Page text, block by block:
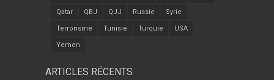
Qatar QBJ QJJ Russie Syrie
Terrorisme Tunisie Turquie USA
Yemen
ARTICLES RÉCENTS